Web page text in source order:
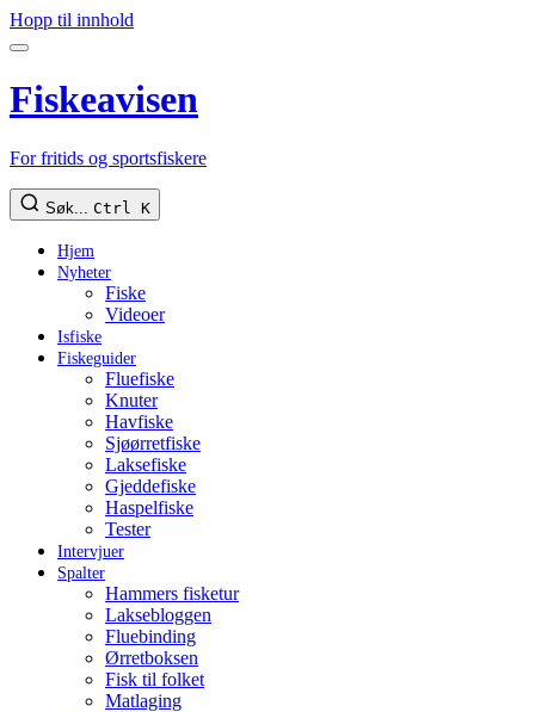
Hopp til innhold
Fiskeavisen
For fritids og sportsfiskere
Søk... Ctrl K
Hjem
Nyheter
Fiske
Videoer
Isfiske
Fiskeguider
Fluefiske
Knuter
Havfiske
Sjøørretfiske
Laksefiske
Gjeddefiske
Haspelfiske
Tester
Intervjuer
Spalter
Hammers fisketur
Laksebloggen
Fluebinding
Ørretboksen
Fisk til folket
Matlaging